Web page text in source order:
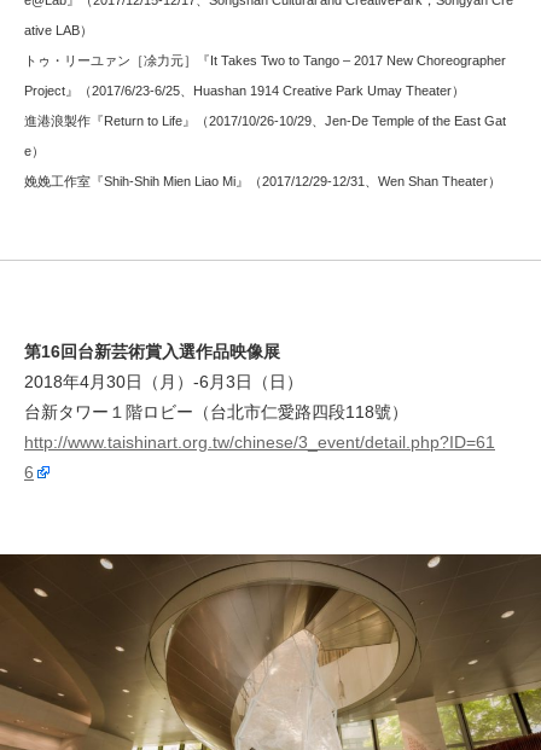
ative LAB）
トゥ・リーユァン［凃力元］『It Takes Two to Tango – 2017 New Choreographer
Project』（2017/6/23-6/25、Huashan 1914 Creative Park Umay Theater）
進港浪製作『Return to Life』（2017/10/26-10/29、Jen-De Temple of the East Gat
e）
娩娩工作室『Shih-Shih Mien Liao Mi』（2017/12/29-12/31、Wen Shan Theater）
第16回台新芸術賞入選作品映像展
2018年4月30日（月）-6月3日（日）
台新タワー１階ロビー（台北市仁愛路四段118號）
http://www.taishinart.org.tw/chinese/3_event/detail.php?ID=61
6